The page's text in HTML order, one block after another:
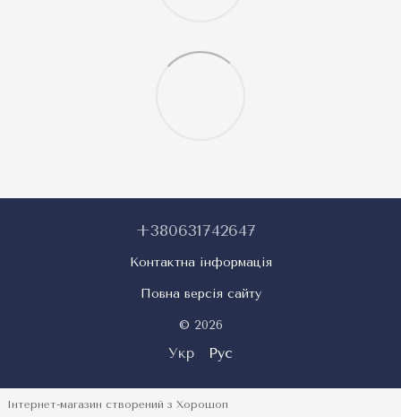
+380631742647
Контактна інформація
Повна версія сайту
© 2026
Укр Рус
Інтернет-магазин створений з Хорошоп